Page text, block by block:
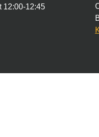
12:00-12:45